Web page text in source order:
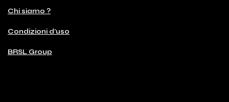
Chi siamo ?
Condizioni d'uso
BRSL Group